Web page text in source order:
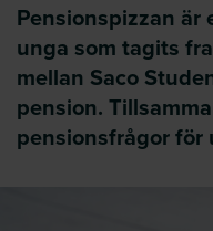
Pensionspizzan
unga som tagits
mellan Saco
pension.
pensionsfrågor för